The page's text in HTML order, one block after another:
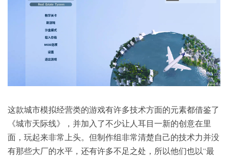
这款城市模拟经营类的游戏有许多技术方面的元素都借鉴了
《城市天际线》，并加入了不少让人耳目一新的创意在里
面，玩起来非常上头。但制作组非常清楚自己的技术力并没
有那些大厂的水平，还有许多不足之处，所以他们也以“最